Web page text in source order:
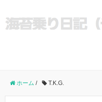
ホーム / T.K.G.